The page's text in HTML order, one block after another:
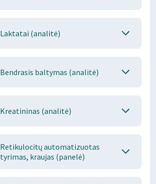
Laktatai (analitė)
Bendrasis baltymas (analitė)
Kreatininas (analitė)
Retikulocitų automatizuotas
tyrimas, kraujas (panelė)